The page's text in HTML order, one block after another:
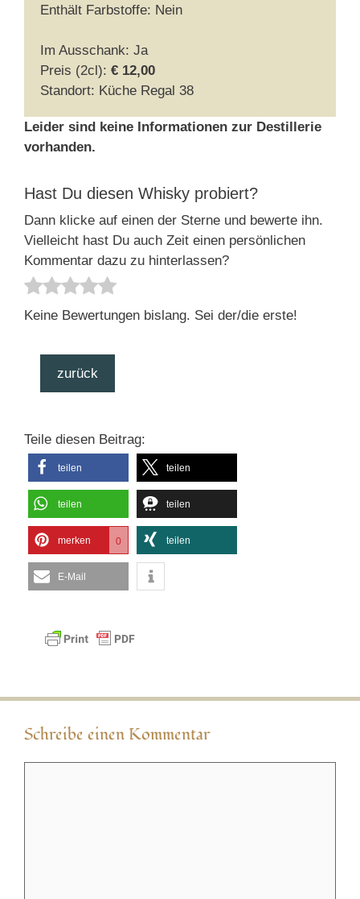
Enthält Farbstoffe: Nein
Im Ausschank: Ja
Preis (2cl): € 12,00
Standort: Küche Regal 38
Leider sind keine Informationen zur Destillerie
vorhanden.
Hast Du diesen Whisky probiert?
Dann klicke auf einen der Sterne und bewerte ihn.
Vielleicht hast Du auch Zeit einen persönlichen
Kommentar dazu zu hinterlassen?
Keine Bewertungen bislang. Sei der/die erste!
zurück
Teile diesen Beitrag:
teilen teilen
teilen teilen
merken 0 teilen
E-Mail
Schreibe einen Kommentar